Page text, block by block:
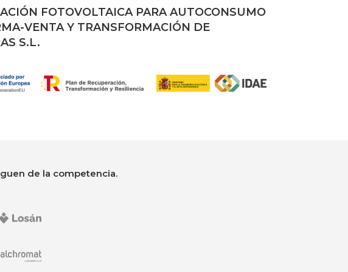
FOTOVOLTAICA PARA AUTOCONSUMO
VENTA Y TRANSFORMACIÓN DE
S.L.
de la competencia.